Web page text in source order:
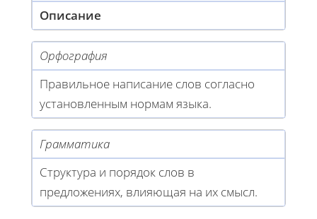
Описание
Орфография
Правильное написание слов согласно
установленным нормам языка.
Грамматика
Структура и порядок слов в
предложениях, влияющая на их смысл.